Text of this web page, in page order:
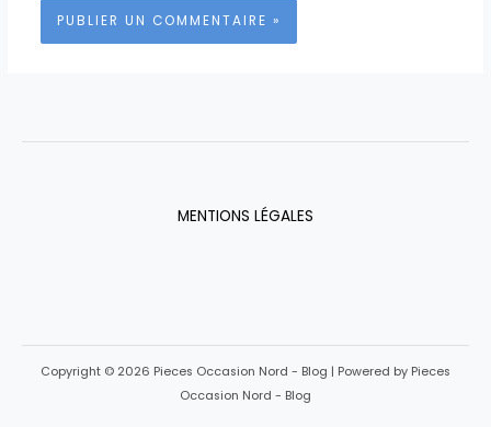
MENTIONS LÉGALES
Copyright © 2026 Pieces Occasion Nord - Blog | Powered by Pieces
Occasion Nord - Blog